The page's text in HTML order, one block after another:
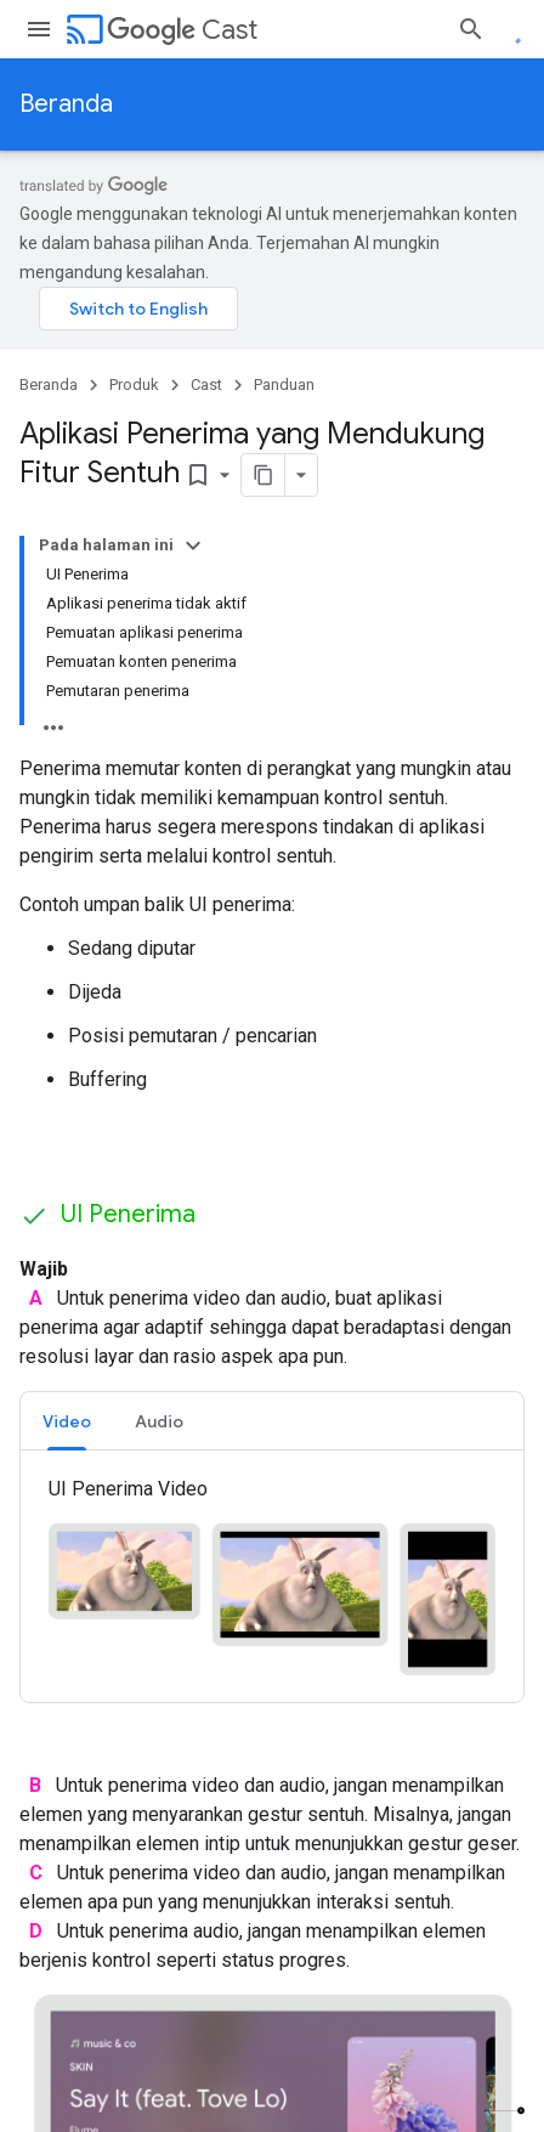
cast Cast
Beranda
Google menggunakan teknologi AI untuk menerjemahkan konten
ke dalam bahasa pilihan Anda. Terjemahan AI mungkin
mengandung kesalahan.
Beranda Produk Cast Panduan
Aplikasi Penerima yang Mendukung
Fitur Sentuh bookmark_border
Pada halaman ini
UI Penerima
Aplikasi penerima tidak aktif
Pemuatan aplikasi penerima
Pemuatan konten penerima
Pemutaran penerima
Penerima memutar konten di perangkat yang mungkin atau
mungkin tidak memiliki kemampuan kontrol sentuh.
Penerima harus segera merespons tindakan di aplikasi
pengirim serta melalui kontrol sentuh.
Contoh umpan balik UI penerima:
Sedang diputar
Dijeda
Posisi pemutaran / pencarian
Buffering
UI Penerima
Wajib
A
Untuk penerima video dan audio, buat aplikasi
penerima agar adaptif sehingga dapat beradaptasi dengan
resolusi layar dan rasio aspek apa pun.
Video Audio
UI Penerima Video
B
Untuk penerima video dan audio, jangan menampilkan
elemen yang menyarankan gestur sentuh. Misalnya, jangan
menampilkan elemen intip untuk menunjukkan gestur geser.
C
Untuk penerima video dan audio, jangan menampilkan
elemen apa pun yang menunjukkan interaksi sentuh.
D
Untuk penerima audio, jangan menampilkan elemen
berjenis kontrol seperti status progres.